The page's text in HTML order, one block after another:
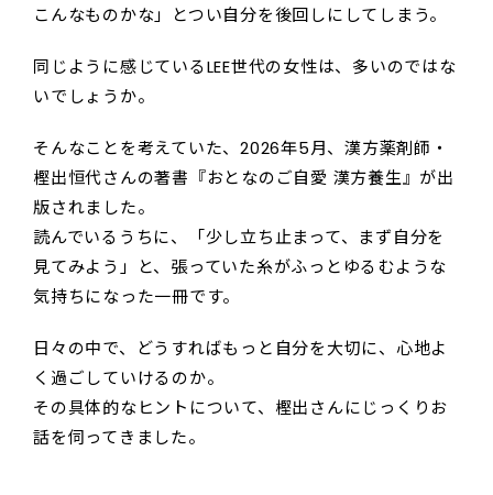
こんなものかな」とつい自分を後回しにしてしまう。
同じように感じているLEE世代の女性は、多いのではな
いでしょうか。
そんなことを考えていた、2026年5月、漢方薬剤師・
樫出恒代さんの著書『おとなのご自愛 漢方養生』が出
版されました。
読んでいるうちに、「少し立ち止まって、まず自分を
見てみよう」と、張っていた糸がふっとゆるむような
気持ちになった一冊です。
日々の中で、どうすればもっと自分を大切に、心地よ
く過ごしていけるのか。
その具体的なヒントについて、樫出さんにじっくりお
話を伺ってきました。